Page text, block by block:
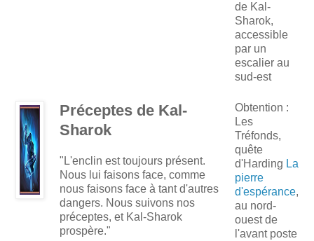
de Kal-
Sharok,
accessible
par un
escalier au
sud-est
Préceptes de Kal-
Sharok
"L'enclin est toujours présent.
Nous lui faisons face, comme
nous faisons face à tant d'autres
dangers. Nous suivons nos
préceptes, et Kal-Sharok
prospère."
Obtention :
Les
Tréfonds,
quête
d'Harding La
pierre
d'espérance,
au nord-
ouest de
l'avant poste